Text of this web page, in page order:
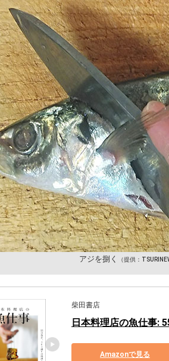
アジを捌く （提供：
柴田書店
日本料理店の魚仕事:
Amazonで見る